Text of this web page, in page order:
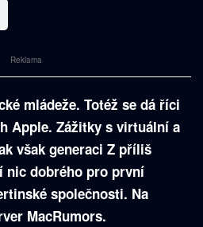
Reklama
mládeže. Totéž se dá říci
Apple. Zážitky s virtuální a
však generaci Z příliš
nic dobrého pro první
společnosti. Na
MacRumors.